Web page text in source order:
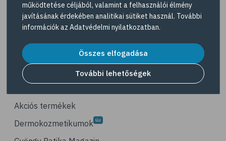
# hal
# egészséges táplálkozás
# reuma
# ízületi fájdalom
# ízületek
A Gyöngy gyógyszertárat közforgalmú
gyógyszertárként üzemeltető egyes gazdasági
társaságok felelnek az adott gyógyszertár
elérhetőségeit a
Gyógyszertár kereső oldalon
tekintheti meg.
Navigáció
Akciós termékek
Dermokozmetikumok
működtetése céljából, valamint a felhasználói élmény
javításának érdekében analitikai sütiket használ. További
információk az Adatvédelmi nyilatkozatban.
Összes elfogadása
További lehetőségek